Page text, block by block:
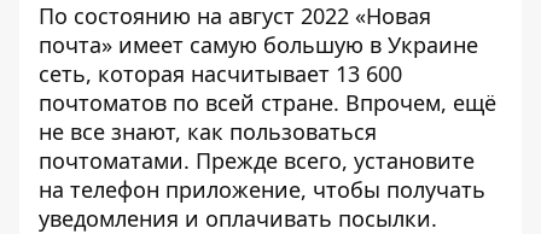
По состоянию на август 2022 «Новая
почта» имеет самую большую в Украине
сеть, которая насчитывает 13 600
почтоматов по всей стране. Впрочем, ещё
не все знают, как пользоваться
почтоматами. Прежде всего, установите
на телефон приложение, чтобы получать
уведомления и оплачивать посылки.